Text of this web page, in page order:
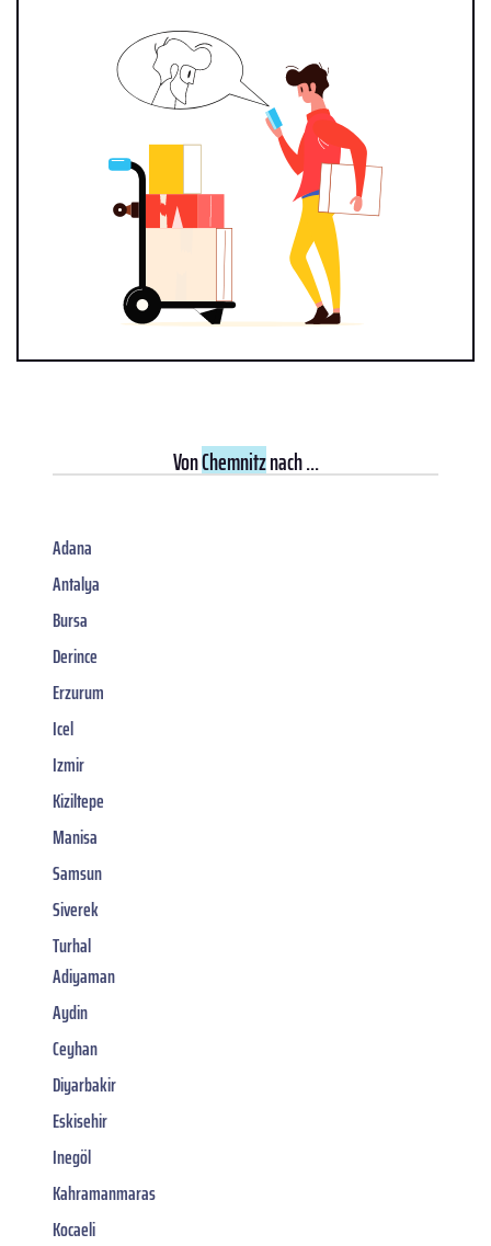
VonChemnitznach ...
Adana
Antalya
Bursa
Derince
Erzurum
Icel
Izmir
Kiziltepe
Manisa
Samsun
Siverek
Turhal
Adiyaman
Aydin
Ceyhan
Diyarbakir
Eskisehir
Inegöl
Kahramanmaras
Kocaeli